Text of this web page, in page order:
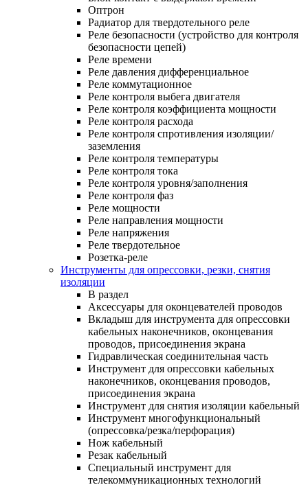
Оптрон
Радиатор для твердотельного реле
Реле безопасности (устройство для контроля
безопасности цепей)
Реле времени
Реле давления дифференциальное
Реле коммутационное
Реле контроля выбега двигателя
Реле контроля коэффициента мощности
Реле контроля расхода
Реле контроля спротивления изоляции/
заземления
Реле контроля температуры
Реле контроля тока
Реле контроля уровня/заполнения
Реле контроля фаз
Реле мощности
Реле направления мощности
Реле напряжения
Реле твердотельное
Розетка-реле
Инструменты для опрессовки, резки, снятия
изоляции
В раздел
Аксессуары для оконцевателей проводов
Вкладыш для инструмента для опрессовки
кабельных наконечников, оконцевания
проводов, присоединения экрана
Гидравлическая соединительная часть
Инструмент для опрессовки кабельных
наконечников, оконцевания проводов,
присоединения экрана
Инструмент для снятия изоляции кабельный
Инструмент многофункциональный
(опрессовка/резка/перфорация)
Нож кабельный
Резак кабельный
Специальный инструмент для
телекоммуникационных технологий